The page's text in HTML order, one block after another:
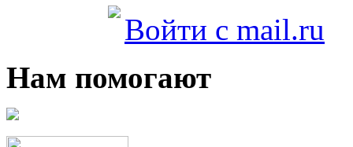
Войти с mail.ru
Нам помогают